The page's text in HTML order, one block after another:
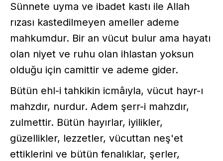
Sünnete uyma ve ibadet kastı ile Allah
rızası kastedilmeyen ameller ademe
mahkumdur. Bir an vücut bulur ama hayatı
olan niyet ve ruhu olan ihlastan yoksun
olduğu için camittir ve ademe gider.
Bütün ehl-i tahkikin icmâıyla, vücut hayr-ı
mahzdır, nurdur. Adem şerr-i mahzdır,
zulmettir. Bütün hayırlar, iyilikler,
güzellikler, lezzetler, vücuttan neş'et
ettiklerini ve bütün fenalıklar, şerler,